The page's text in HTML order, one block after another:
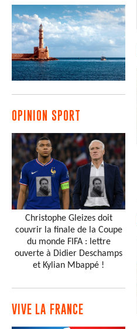
OPINION SPORT
Christophe Gleizes doit
couvrir la finale de la Coupe
du monde FIFA : lettre
ouverte à Didier Deschamps
et Kylian Mbappé !
VIVE LA FRANCE